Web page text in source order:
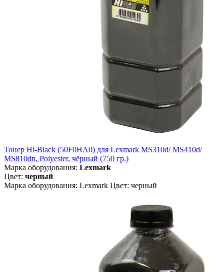
Тонер Hi-Black (50F0HA0) для Lexmark MS310d/ MS410d/
MS810dn, Polyester, чёрный (750 гр.)
Марка оборудования: Lexmark
Цвет: черный
Марка оборудования: Lexmark Цвет: черный